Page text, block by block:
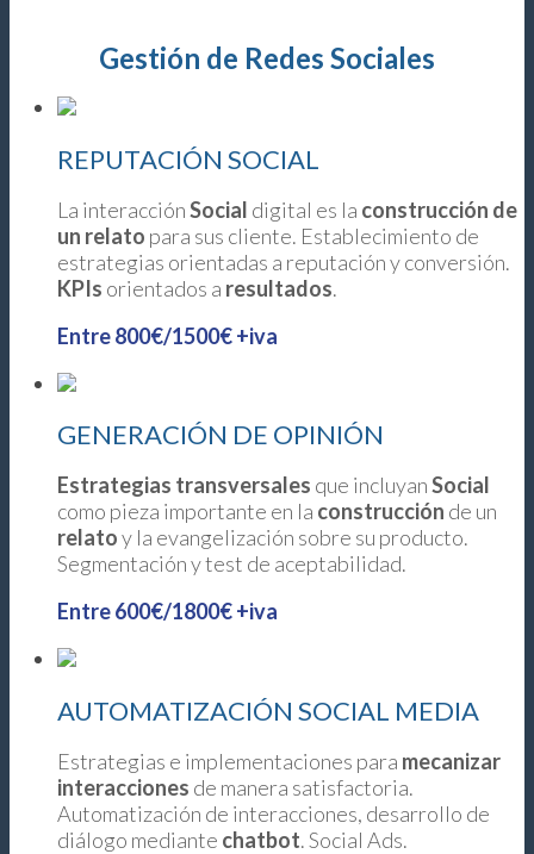
Gestión de Redes Sociales
REPUTACIÓN SOCIAL
La interacciónSocial digital es la construcción de
un relato para sus cliente. Establecimiento de
estrategias orientadas a reputación y conversión.
KPIs orientados a resultados.
Entre 800€/1500€ +iva
GENERACIÓN DE OPINIÓN
Estrategias transversales que incluyanSocial
como pieza importante en la construcción de un
relatoy la evangelización sobre su producto.
Segmentación y test de aceptabilidad.
Entre 600€/1800€ +iva
AUTOMATIZACIÓN SOCIAL MEDIA
Estrategias e implementaciones para mecanizar
interacciones de manera satisfactoria.
Automatización de interacciones, desarrollo de
diálogo mediante chatbot. Social Ads.